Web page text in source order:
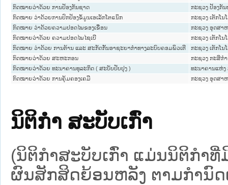
ກົດໝາຍວ່າດ້ວຍ ການປ້ອງກັນຊາດ
ກະຊວງ ປ້ອງກັນ
ກົດໝາຍ ວ່າດ້ວຍການປົກປ້ອງຂໍ້ມູນເອເລັກໂຕຣນິກ
ກະຊວງ ເຕັກໂ
ກົດໝາຍ ວ່າດ້ວຍຄວາມປອດໄພຂອງເຂື່ອນ
ກະຊວງ ອຸດສາ
ກົດໝາຍວ່າດ້ວຍ ຄວາມປອດໄພໄຊເບີ
ກະຊວງ ເຕັກໂ
ກົດໝາຍ ວ່າດ້ວຍ ການຕ້ານ ແລະ ສະກັດກັ້ນອາຊະຍາກຳທາງລະບົບຄອມພິວເຕີ
ກະຊວງ ເຕັກໂ
ກົດໝາຍວ່າດ້ວຍ ສະຫະກອນ
ກະຊວງ ກະສິກ
ກົດໝາຍວ່າດ້ວຍ ທະນາຄານທຸລະກິດ ( ສະບັບປັບປຸງ )
ທະນາຄານແຫ່ງ
ກົດໝາຍວ່າດ້ວຍ ການຄຸ້ມຄອງເຄມີ
ກະຊວງ ອຸດສາ
ນິຕິກໍາ ສະບັບເກົ່າ
(ນິຕິກໍາສະບັບເກົ່າ ແມ່ນນິຕິກໍາ
ຜົນສັກສິດຍ້ອນຫລັງ ຕາມກໍານົດ